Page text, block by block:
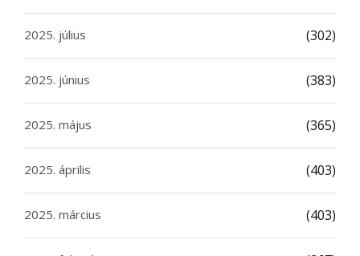
2025. július (302)
2025. június (383)
2025. május (365)
2025. április (403)
2025. március (403)